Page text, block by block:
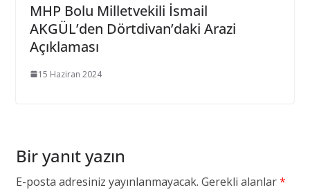
MHP Bolu Milletvekili İsmail
AKGÜL’den Dörtdivan’daki Arazi
Açıklaması
15 Haziran 2024
Bir yanıt yazın
E-posta adresiniz yayınlanmayacak. Gerekli alanlar*